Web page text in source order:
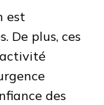
est
De plus, ces
des